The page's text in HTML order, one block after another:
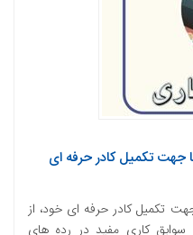
تکمیل کادر حرفه ای
تکمیل کادر حرفه ای خود، از
سوابق کاری مفید در رده های